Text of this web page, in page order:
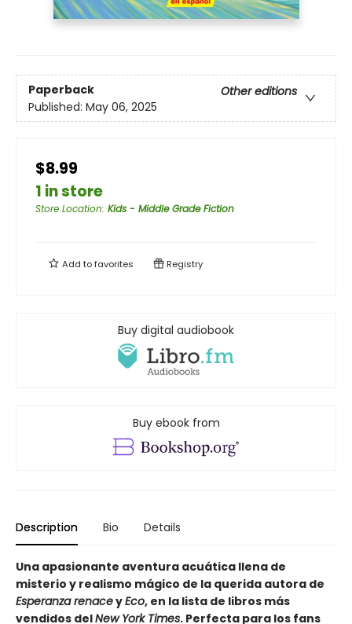
Paperback
Other editions
Published: May 06, 2025
$8.99
1 in store
Store Location: Kids - Middle Grade Fiction
Add tofavorites Registry
Buy digital audiobook
Buy ebook from
Description Bio Details
Una apasionante aventura acuática llena de
misterio y realismo mágico de la querida autora de
Esperanza renaceyEco, en la lista de libros más
vendidos delNew York Times. Perfecta para los fans